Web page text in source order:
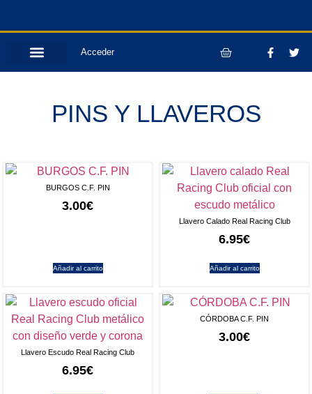
Acceder
PINS Y LLAVEROS
BURGOS C.F. PIN
3.00€
Añadir al carrito
Llavero Calado Real Racing Club
6.95€
Añadir al carrito
Llavero Escudo Real Racing Club
6.95€
CÓRDOBA C.F. PIN
3.00€